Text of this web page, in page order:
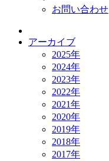
お問い合わせ
アーカイブ
2025年
2024年
2023年
2022年
2021年
2020年
2019年
2018年
2017年